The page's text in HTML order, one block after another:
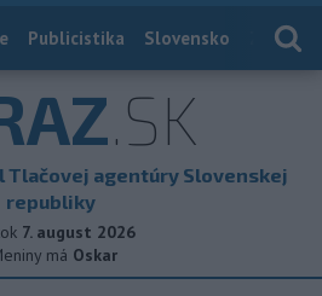
Publicistika Slovensko
.SK
Tlačovej agentúry Slovenskej
republiky
7. august 2026
má Oskar